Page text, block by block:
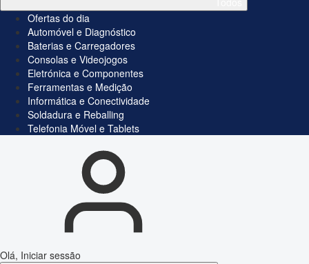
Ofertas do dia
Automóvel e Diagnóstico
Baterias e Carregadores
Consolas e Videojogos
Eletrónica e Componentes
Ferramentas e Medição
Informática e Conectividade
Soldadura e Reballing
Telefonia Móvel e Tablets
Olá, Iniciar sessão